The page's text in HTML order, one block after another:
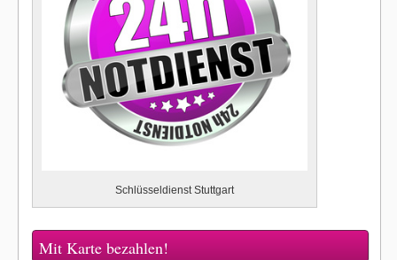
Schlüsseldienst Stuttgart
Mit Karte bezahlen!